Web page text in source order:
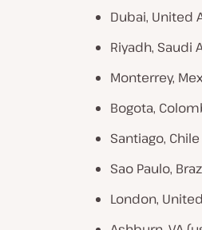
Dubai, United
Riyadh, Saudi
Monterrey,
Bogota,
Santiago,
Sao Paulo,
London,